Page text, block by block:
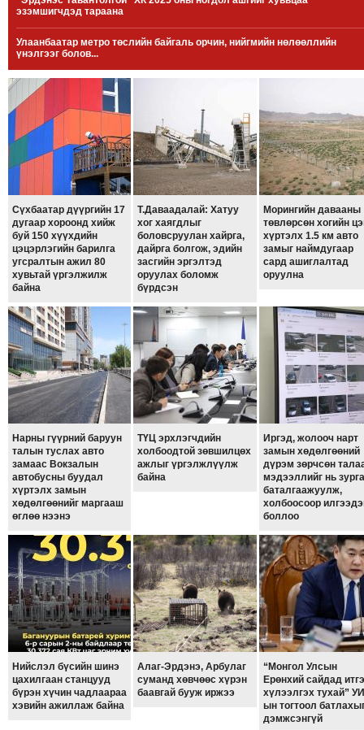
МЭДЭХҮЙ
ТЕХНОЛОГИ
ЭРДЭНЭТ
ҮЙЛДВЭРИЙН
ЭРГЭН
ТОЙРОНД
ХАВРЫН
ЧУУЛГАНЫ
ЭРГЭН
ТОЙРОНД
"ОУВС"-
ИЙН
ЭРГЭН
ТОЙРОНД
"ЖИ
ТАЙМ"ЫН
ЭРГЭН
ТОЙРОНД
ГРАНАТ
ДЭЛБЭРСЭН
ОСЛЫН
ЭРГЭН
ТОЙРОНД
ТӨВСИЙН
ТОДОТГОЛЫН
ЭРГЭН
ТОЙРОНД
ЕРӨНХИЙЛӨГЧИЙН
СОНГУУЛИЙН
ЭРГЭН
ТОЙРОНД
29
ДҮГЭЭР
СУРГУУЛИЙН
эзэмшигчдэд тараана
Улаанбаатар метро төслийн байгаль орчин, нийгмийн нөлөөллийн
үнэлгээг болов...
Сүхбаатар дүүргийн 17
дугаар хороонд хийж
буй 150 хүүхдийн
цэцэрлэгийн барилга
угсралтын ажил 80
хувьтай үргэлжилж
байна
Т.Даваадалай: Хатуу
хог хаягдлыг
боловсруулан хайрга,
дайрга болгож, эдийн
засгийн эргэлтэд
оруулах боломж
бүрдсэн
Морингийн давааны
төвлөрсөн хогийн
хүртэлх 1.5 км авто
замыг наймдугаар
сард ашиглалтад
оруулна
Нарны гүүрний баруун
талын туслах авто
замаас Вокзалын
автобусны буудал
хүртэлх замын
хөдөлгөөнийг маргааш
өглөө нээнэ
ТҮЦ эрхлэгчдийн
холбоодтой зөвшилцөх
ажлыг үргэлжлүүлж
байна
Иргэд, жолооч нарт
замын хөдөлгөөний
дүрэм зөрчсөн
мэдээллийг нь
баталгаажуулж,
холбоосоор
боллоо
Нийслэл бүсийн шинэ
цахилгаан станцууд
бүрэн хүчин чадлаараа
хэвийн ажиллаж байна
Алаг-Эрдэнэ, Арбулаг
суманд хөвчөөс хүрэн
баавгай бууж иржээ
“Монгол Улсын
Ерөнхий сайдад
хүлээлгэх тухай”
ын тогтоол
дэмжсэнгүй